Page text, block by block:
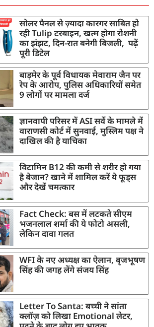
सोलर पैनल से ज़्यादा कारगर साबित हो
रही Tulip टरबाइन, खत्म होगा रोशनी
का झंझट, दिन-रात बनेगी बिजली, पढ़ें
पूरी डिटेल
बाड़मेर के पूर्व विधायक मेवाराम जैन पर
रेप के आरोप, पुलिस अधिकारियों समेत
9 लोगों पर मामला दर्ज
ज्ञानवापी परिसर में ASI सर्वे के मामले में
वाराणसी कोर्ट में सुनवाई, मुस्लिम पक्ष ने
दाखिल की है याचिका
विटामिन B12 की कमी से शरीर हो गया
है बेजान? खाने में शामिल करें ये फूड्स
और देखें चमत्कार
Fact Check: बस में लटकते सीएम
भजनलाल शर्मा की ये फोटो असली,
लेकिन दावा गलत
WFI के नए अध्यक्ष का ऐलान, बृजभूषण
सिंह की जगह लेंगे संजय सिंह
Letter To Santa: बच्ची ने सांता
क्लॉज़ को लिखा Emotional लेटर,